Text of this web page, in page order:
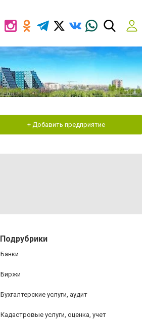
+ Добавить предприятие
Подрубрики
Банки
Биржи
Бухгалтерские услуги, аудит
Кадастровые услуги, оценка, учет